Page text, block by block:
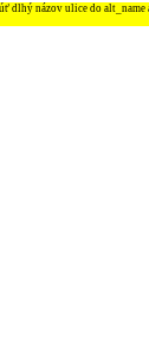
dlhý názov ulice do alt_name